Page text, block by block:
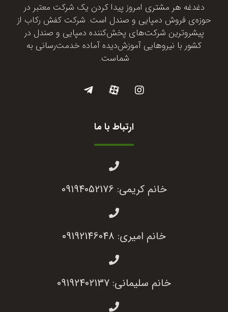
دغدغه هر مشتری امروز پیدا کردن یک شرکت معتبر در
حوزه‌ی فروش دمپایی و صندل است. شرکت کفش رکاب از
پیشروترین شرکت‌های پخش‌کننده دمپایی و صندل در
کشور با نیروهایی آموزش‌دیده آماده خدمت‌رسانی به
شماست.
ارتباط با ما
خانم کریمی: 09194052176
خانم امیری: 09192146048
خانم سلیمانی: 09192402137